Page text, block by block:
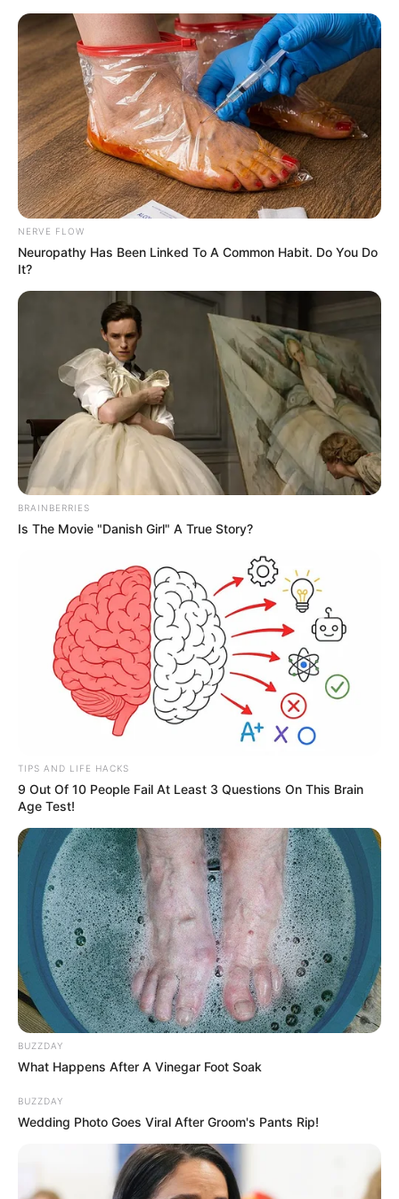
ACS > Acs e ACE > Notícia >
VÍDEO - Desabafo de uma
Agente Comunitária de Saúde.
VÍDEO - Desabafo de uma Agente
Comunitária de Saúde.
09:19 Acs e ACE , Notícia
A importância do trabalho dos agentes comunitários de
VÍDEO - Desabafo de uma Agente Comunitária de Saúde.
Publicado
30.junho.2025.
Grupos no WhatsApp |Novídeoque apresentamos logo abaixo,
uma Agente Comunitária de Saúde faz um verdadeiro desabafo
para mostrar a verdadeira importância do trabalho de sua
categoria. Gente, o vídeo é emocionante!
NERVE FLOW
Neuropathy Has Been Linked To A Common Habit. Do You Do
It?
BRAINBERRIES
Is The Movie "Danish Girl" A True Story?
TIPS AND LIFE HACKS
9 Out Of 10 People Fail At Least 3 Questions On This Brain
Age Test!
BUZZDAY
What Happens After A Vinegar Foot Soak
BUZZDAY
Wedding Photo Goes Viral After Groom's Pants Rip!